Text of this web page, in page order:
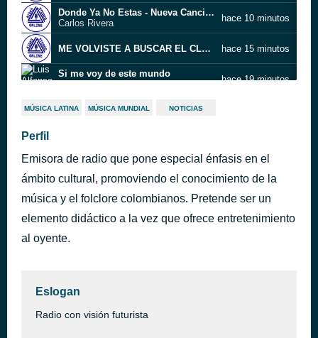
Donde Ya No Estas - Nueva Cancion 2025 (Romanticas Records)
Carlos Rivera
hace 10 minutos
ME VOLVISTE A BUSCAR EL CLAN DE CÉSAR FEAT DR CLAUDIO CRESPO hace 15 minutos
Si me voy de este mundo
hace 19 minutos
DIANA GUERRERO Cumbia
Todavía te amo
Grupo Firme
Si tuviera que elegir
Ricardo Montaner
hace 38 minutos
MÚSICA LATINA MÚSICA MUNDIAL NOTICIAS
Perfil
Emisora de radio que pone especial énfasis en el
ámbito cultural, promoviendo el conocimiento de la
música y el folclore colombianos. Pretende ser un
elemento didáctico a la vez que ofrece entretenimiento
al oyente.
Eslogan
Radio con visión futurista